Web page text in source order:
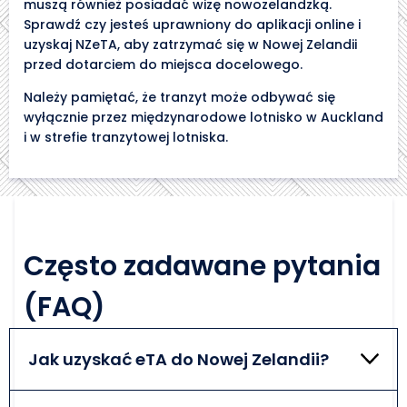
muszą również posiadać wizę nowozelandzką.
Sprawdź czy jesteś uprawniony do aplikacji online i
uzyskaj NZeTA, aby zatrzymać się w Nowej Zelandii
przed dotarciem do miejsca docelowego.
Należy pamiętać, że tranzyt może odbywać się
wyłącznie przez międzynarodowe lotnisko w Auckland
i w strefie tranzytowej lotniska.
Często zadawane pytania
(FAQ)
Jak uzyskać eTA do Nowej Zelandii?
Wskaż cel podróży (turystyczny, biznesowy,